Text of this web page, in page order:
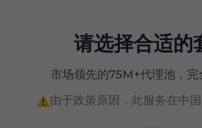
我们的住宅代理提供：
精确的（国家、州和城市级别
请选择合适的
市场领先的75M+代理池，完
由于政策原因，此服务在中国